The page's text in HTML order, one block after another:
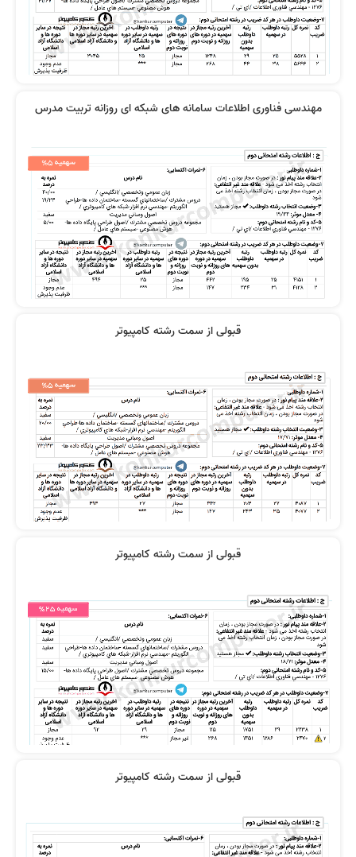
مهندسی فناوری اطلاعات سامانه های شبکه ای روزانه تربیت مدرس
قبولی از سمت رشته کامپیوتر
قبولی از سمت رشته کامپیوتر
قبولی از سمت رشته کامپیوتر